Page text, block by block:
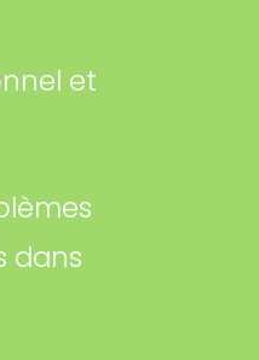
et
dans